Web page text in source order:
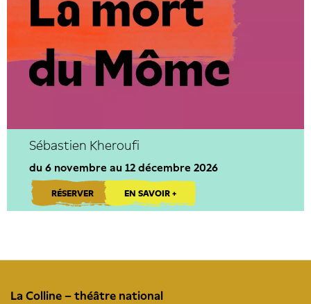
Sébastien Kheroufi
du 6 novembre au 12 décembre 2026
RÉSERVER EN SAVOIR +
La Colline – théâtre national